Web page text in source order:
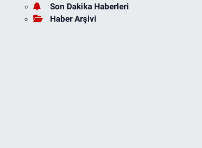
Son Dakika Haberleri
Haber Arşivi